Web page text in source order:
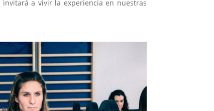
a vivir la experiencia en nuestras